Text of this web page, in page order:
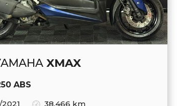
XMAX
ABS
38.466 km